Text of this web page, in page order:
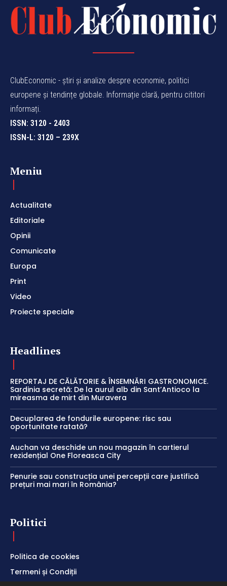
ClubEconomic - știri și analize despre economie, politici
europene și tendințe globale. Informație clară, pentru cititori
informați.
ISSN: 3120 - 2403
ISSN-L: 3120 – 239X
Meniu
Actualitate
Editoriale
Opinii
Comunicate
Europa
Print
Video
Proiecte speciale
Headlines
REPORTAJ DE CĂLĂTORIE & ÎNSEMNĂRI GASTRONOMICE.
Sardinia secretă: De la aurul alb din Sant’Antioco la
mireasma de mirt din Muravera
Decuplarea de fondurile europene: risc sau
oportunitate ratată?
Auchan va deschide un nou magazin în cartierul
rezidențial One Floreasca City
Penurie sau construcția unei percepții care justifică
prețuri mai mari în România?
Politici
Politica de cookies
Termeni și Condiții